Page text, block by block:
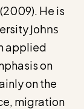
He is
Johns
applied
on
on the
migration